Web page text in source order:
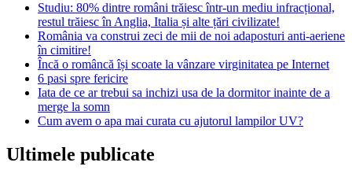
Studiu: 80% dintre români trăiesc într-un mediu infracțional,
restul trăiesc în Anglia, Italia și alte țări civilizate!
România va construi zeci de mii de noi adaposturi anti-aeriene
în cimitire!
Încă o româncă își scoate la vânzare virginitatea pe Internet
6 pasi spre fericire
Iata de ce ar trebui sa inchizi usa de la dormitor inainte de a
merge la somn
Cum avem o apa mai curata cu ajutorul lampilor UV?
Ultimele publicate